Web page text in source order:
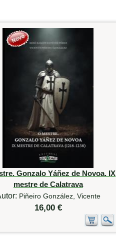
Gonzalo Yáñez de Novoa. IX
mestre de Calatrava
Piñeiro González, Vicente
16,00 €